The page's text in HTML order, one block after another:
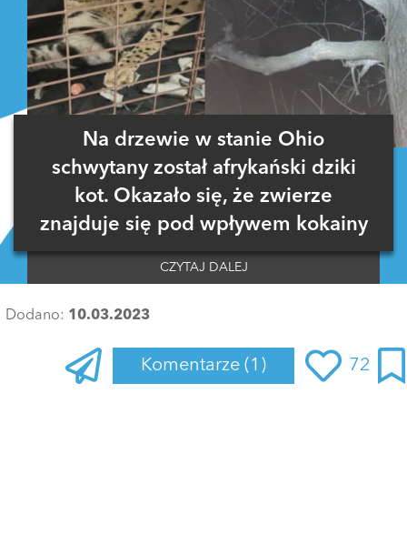
Na drzewie w stanie Ohio
schwytany został afrykański dziki
kot. Okazało się, że zwierze
znajduje się pod wpływem kokainy
CZYTAJ DALEJ
Dodano: 10.03.2023
Komentarze (1) 72